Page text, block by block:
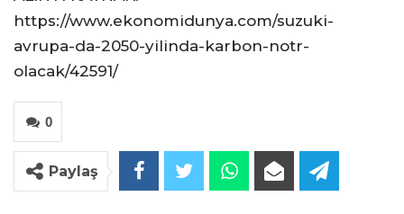
https://www.ekonomidunya.com/suzuki-
avrupa-da-2050-yilinda-karbon-notr-
olacak/42591/
0
Paylaş